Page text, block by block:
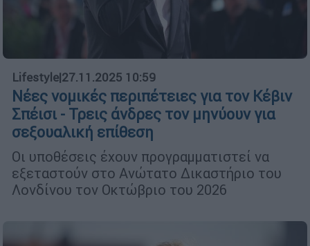
Lifestyle|27.11.2025 10:59
Νέες νομικές περιπέτειες για τον Κέβιν
Σπέισι - Τρεις άνδρες τον μηνύουν για
σεξουαλική επίθεση
Οι υποθέσεις έχουν προγραμματιστεί να
εξεταστούν στο Ανώτατο Δικαστήριο του
Λονδίνου τον Οκτώβριο του 2026